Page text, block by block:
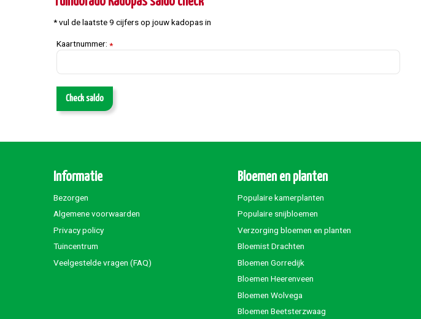
* vul de laatste 9 cijfers op jouw kadopas in
Kaartnummer: *
Check saldo
Informatie
Bezorgen
Algemene voorwaarden
Privacy policy
Tuincentrum
Veelgestelde vragen (FAQ)
Bloemen en planten
Populaire kamerplanten
Populaire snijbloemen
Verzorging bloemen en planten
Bloemist Drachten
Bloemen Gorredijk
Bloemen Heerenveen
Bloemen Wolvega
Bloemen Beetsterzwaag